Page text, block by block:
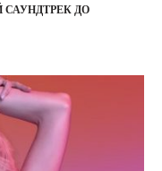
САУНДТРЕК ДО